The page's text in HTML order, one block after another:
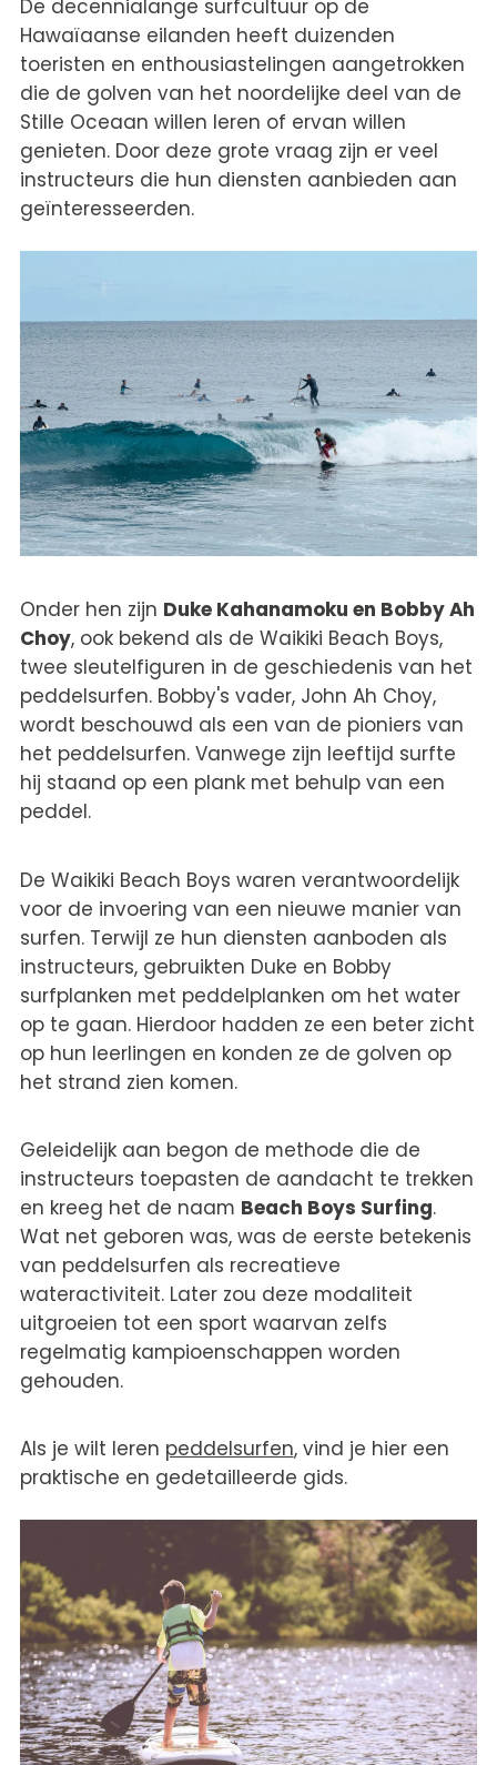
De decennialange surfcultuur op de
Hawaïaanse eilanden heeft duizenden
toeristen en enthousiastelingen aangetrokken
die de golven van het noordelijke deel van de
Stille Oceaan willen leren of ervan willen
genieten. Door deze grote vraag zijn er veel
instructeurs die hun diensten aanbieden aan
geïnteresseerden.
Onder hen zijn Duke Kahanamoku en Bobby Ah
Choy, ook bekend als de Waikiki Beach Boys,
twee sleutelfiguren in de geschiedenis van het
peddelsurfen. Bobby's vader, John Ah Choy,
wordt beschouwd als een van de pioniers van
het peddelsurfen. Vanwege zijn leeftijd surfte
hij staand op een plank met behulp van een
peddel.
De Waikiki Beach Boys waren verantwoordelijk
voor de invoering van een nieuwe manier van
surfen. Terwijl ze hun diensten aanboden als
instructeurs, gebruikten Duke en Bobby
surfplanken met peddelplanken om het water
op te gaan. Hierdoor hadden ze een beter zicht
op hun leerlingen en konden ze de golven op
het strand zien komen.
Geleidelijk aan begon de methode die de
instructeurs toepasten de aandacht te trekken
en kreeg het de naam Beach Boys Surfing.
Wat net geboren was, was de eerste betekenis
van peddelsurfen als recreatieve
wateractiviteit. Later zou deze modaliteit
uitgroeien tot een sport waarvan zelfs
regelmatig kampioenschappen worden
gehouden.
Als je wilt leren peddelsurfen, vind je hier een
praktische en gedetailleerde gids.